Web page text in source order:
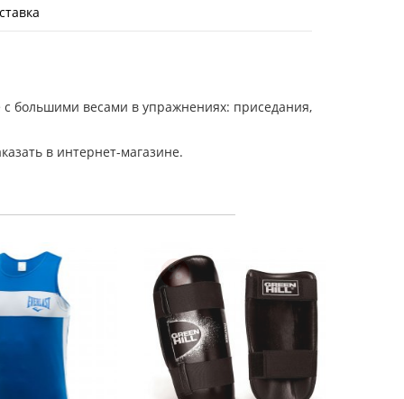
с большими весами в упражнениях: приседания,
в интернет-магазине.